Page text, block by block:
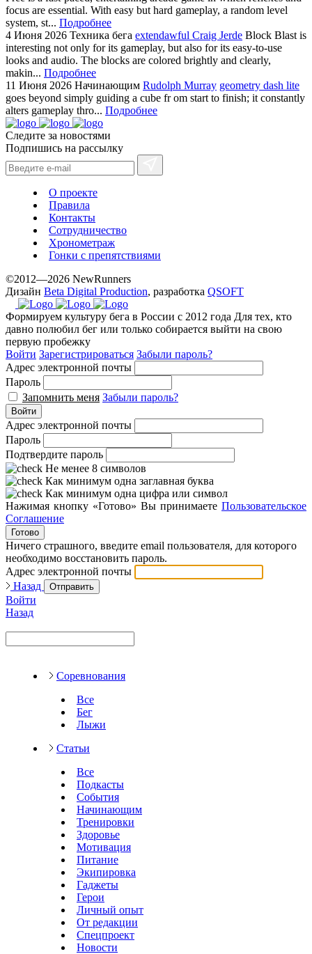
focus are essential. With easy but hard gameplay, a random level
system, st... Подробнее
4 Июня 2026 Техника бега extendawful Craig Jerde Block Blast is
interesting not only for its gameplay, but also for its easy-to-use
looks and audio. The blocks are colored brightly and clearly,
makin... Подробнее
11 Июня 2026 Начинающим Rudolph Murray geometry dash lite
goes beyond simply guiding a cube fr om start to finish; it constantly
alters gameplay thro... Подробнее
Следите за новостями
Подпишись на рассылку
О проекте
Правила
Контакты
Сотрудничество
Хронометраж
Гонки с препятствиями
©2012—2026 NewRunners
Дизайн Beta Digital Production, разработка QSOFT
Формируем культуру бега в России с 2012 года Для тех, кто
давно полюбил бег или только собирается выйти на свою
первую пробежку
Войти Зарегистрироваться Забыли пароль?
Адрес электронной почты
Пароль
Запомнить меня Забыли пароль?
Войти
Адрес электронной почты
Пароль
Подтвердите пароль
Не менее 8 символов
Как минимум одна заглавная буква
Как минимум одна цифра или символ
Нажимая кнопку «Готово» Вы принимаете Пользовательское
Соглашение
Готово
Ничего страшного, введите email пользователя, для которого
необходимо восстановить пароль.
Адрес электронной почты
Назад
Отправить
Войти
Назад
Соревнования
Все
Бег
Лыжи
Статьи
Все
Подкасты
События
Начинающим
Тренировки
Здоровье
Мотивация
Питание
Экипировка
Гаджеты
Герои
Личный опыт
От редакции
Спецпроект
Новости